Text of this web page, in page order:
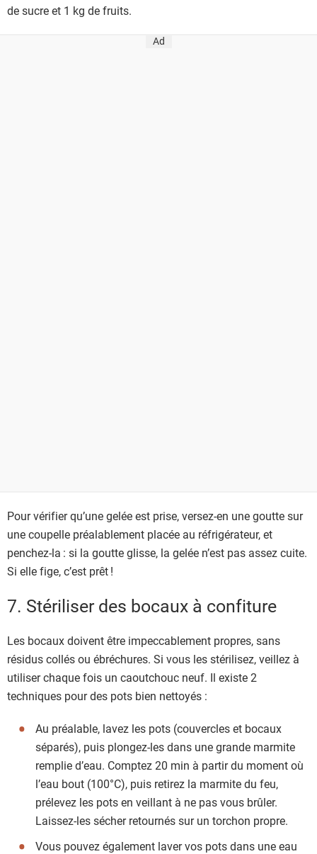
de sucre et 1 kg de fruits.
Ad
Pour vérifier qu’une gelée est prise, versez-en une goutte sur
une coupelle préalablement placée au réfrigérateur, et
penchez-la : si la goutte glisse, la gelée n’est pas assez cuite.
Si elle fige, c’est prêt !
7. Stériliser des bocaux à confiture
Les bocaux doivent être impeccablement propres, sans
résidus collés ou ébréchures. Si vous les stérilisez, veillez à
utiliser chaque fois un caoutchouc neuf. Il existe 2
techniques pour des pots bien nettoyés :
Au préalable, lavez les pots (couvercles et bocaux
séparés), puis plongez-les dans une grande marmite
remplie d’eau. Comptez 20 min à partir du moment où
l’eau bout (100°C), puis retirez la marmite du feu,
prélevez les pots en veillant à ne pas vous brûler.
Laissez-les sécher retournés sur un torchon propre.
Vous pouvez également laver vos pots dans une eau